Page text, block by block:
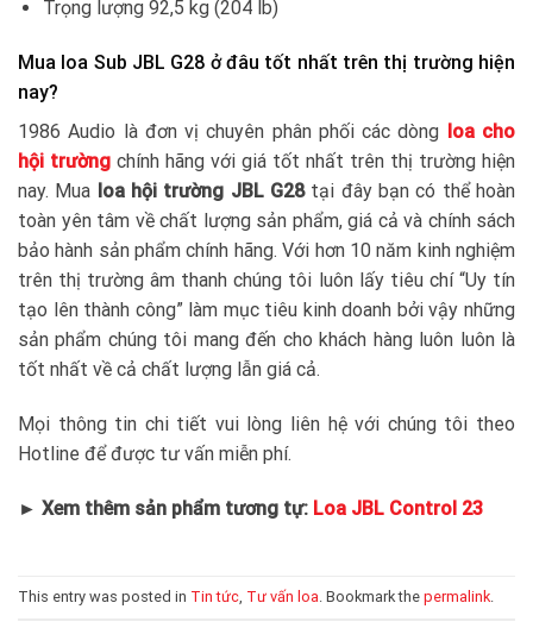
Trọng lượng 92,5 kg (204 lb)
Mua loa Sub JBL G28 ở đâu tốt nhất trên thị trường hiện
nay?
1986 Audio là đơn vị chuyên phân phối các dòng loa cho
hội trường chính hãng với giá tốt nhất trên thị trường hiện
nay. Mua loa hội trường JBL G28tại đây bạn có thể hoàn
toàn yên tâm về chất lượng sản phẩm, giá cả và chính sách
bảo hành sản phẩm chính hãng. Với hơn 10 năm kinh nghiệm
trên thị trường âm thanh chúng tôi luôn lấy tiêu chí “Uy tín
tạo lên thành công” làm mục tiêu kinh doanh bởi vậy những
sản phẩm chúng tôi mang đến cho khách hàng luôn luôn là
tốt nhất về cả chất lượng lẫn giá cả.
Mọi thông tin chi tiết vui lòng liên hệ với chúng tôi theo
Hotline để được tư vấn miễn phí.
► Xem thêm sản phẩm tương tự: Loa JBL Control 23
This entry was posted in Tin tức Tư vấn loa . Bookmark the permalink